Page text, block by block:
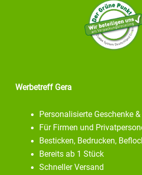
Werbetreff Gera
Personalisierte Geschenke &
Für Firmen und
Besticken, Bedrucken,
Bereits ab 1 Stück
Schneller Versand